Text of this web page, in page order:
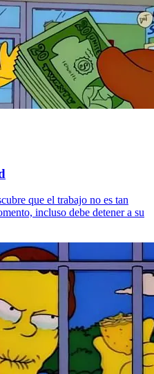
que el trabajo no es tan
incluso debe detener a su